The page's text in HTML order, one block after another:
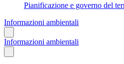
Pianificazione e governo del
Informazioni ambientali
Informazioni ambientali